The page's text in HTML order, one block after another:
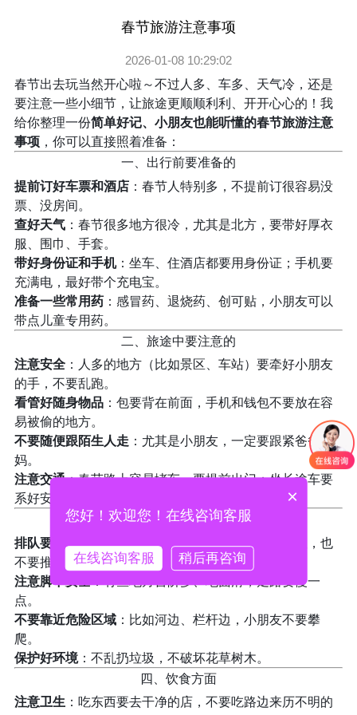
春节旅游注意事项
2026-01-08 10:29:02
春节出去玩当然开心啦～不过人多、车多、天气冷，还是
要注意一些小细节，让旅途更顺顺利利、开开心心的！我
给你整理一份简单好记、小朋友也能听懂的春节旅游注意
事项 ，你可以直接照着准备：
一、出行前要准备的
提前订好车票和酒店 ：春节人特别多，不提前订很容易没
票、没房间。
查好天气 ：春节很多地方很冷，尤其是北方，要带好厚衣
服、围巾、手套。
带好身份证和手机：坐车、住酒店都要用身份证；手机要
充满电，最好带个充电宝。
准备一些常用药 ：感冒药、退烧药、创可贴，小朋友可以
带点儿童专用药。
二、旅途中要注意的
注意安全 ：人多的地方（比如景区、车站）要牵好小朋友
的手，不要乱跑。
看管好随身物品 ：包要背在前面，手机和钱包不要放在容
易被偷的地方。
不要随便跟陌生人走 ：尤其是小朋友，一定要跟紧爸爸妈
妈。
注意交通：春节路上容易堵车，要提前出门；坐长途车要
系好安全带。
三、在景区游玩时
排队要耐心：春节景区人多，排队很正常，不要插队，也
不要推挤。
注意脚下安全：有些地方台阶多、地面滑，走路要慢一
点。
不要靠近危险区域 ：比如河边、栏杆边，小朋友不要攀
爬。
保护好环境：不乱扔垃圾，不破坏花草树木。
四、饮食方面
注意卫生 ：吃东西要去干净的店，不要吃路边来历不明的
×
您好！欢迎您！在线咨询客服
在线咨询客服 稍后再咨询